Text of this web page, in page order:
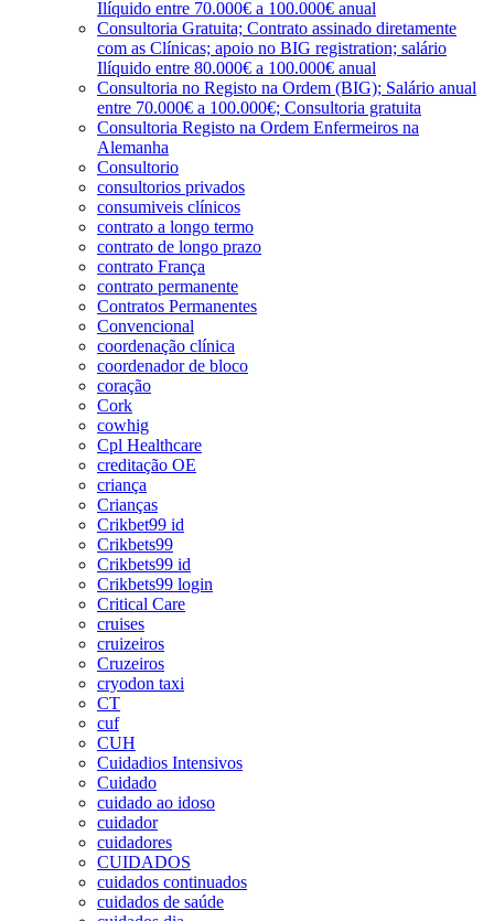
Ilíquido entre 70.000€ a 100.000€ anual
Consultoria Gratuita; Contrato assinado diretamente
com as Clínicas; apoio no BIG registration; salário
Ilíquido entre 80.000€ a 100.000€ anual
Consultoria no Registo na Ordem (BIG); Salário anual
entre 70.000€ a 100.000€; Consultoria gratuita
Consultoria Registo na Ordem Enfermeiros na
Alemanha
Consultorio
consultorios privados
consumiveis clínicos
contrato a longo termo
contrato de longo prazo
contrato França
contrato permanente
Contratos Permanentes
Convencional
coordenação clínica
coordenador de bloco
coração
Cork
cowhig
Cpl Healthcare
creditação OE
criança
Crianças
Crikbet99 id
Crikbets99
Crikbets99 id
Crikbets99 login
Critical Care
cruises
cruizeiros
Cruzeiros
cryodon taxi
CT
cuf
CUH
Cuidadios Intensivos
Cuidado
cuidado ao idoso
cuidador
cuidadores
CUIDADOS
cuidados continuados
cuidados de saúde